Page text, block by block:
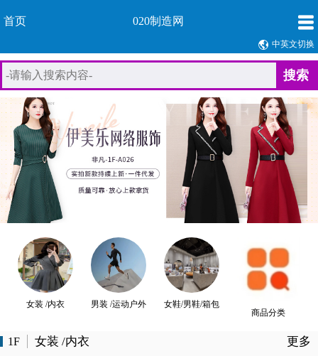
首页 020制造网
中英文切换
搜索
女装 /内衣 男装 /运动户外
女鞋/男鞋/箱包
商品分类
1F 女装 /内衣 更多